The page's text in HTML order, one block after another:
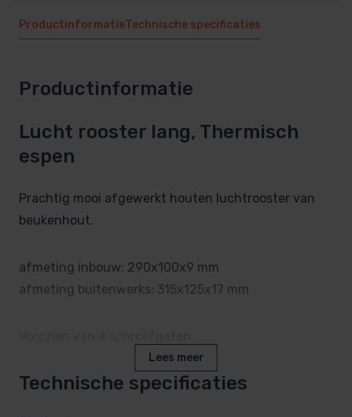
ProductinformatieTechnische specificaties
Productinformatie
Lucht rooster lang, Thermisch
espen
Prachtig mooi afgewerkt houten luchtrooster van
beukenhout.
afmeting inbouw: 290x100x9 mm
afmeting buitenwerks: 315x125x17 mm
Dit sauna luchtrooster heeft een effectieve opening
Lees meer
Technische specificaties